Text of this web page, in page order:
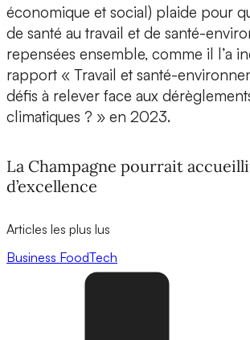
économique et social) plaide pour
de santé au travail et de santé-
repensées ensemble, comme il l’a
rapport « Travail et santé-
défis à relever face aux
climatiques ? » en 2023.
La Champagne pourrait
d’excellence
Articles les plus lus
Business FoodTech